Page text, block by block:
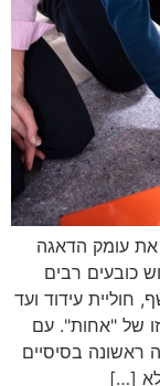
את עומק הדאגה
כובעים רבים
עידוד ועד
של "אחות". עם
ראשונה בסיסיים
לא […]